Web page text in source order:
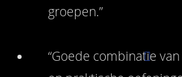
groepen.”
“Goede combinatie